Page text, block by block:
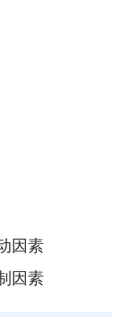
因素
因素